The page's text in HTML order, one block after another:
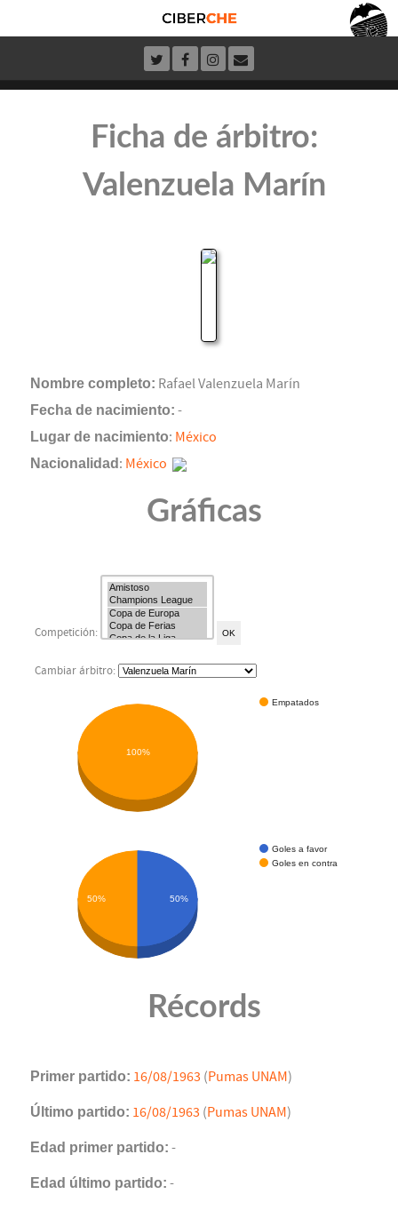
Ficha de árbitro:
Valenzuela Marín
Nombre completo: Rafael Valenzuela Marín
Fecha de nacimiento: -
Lugar de nacimiento: México
Nacionalidad : México
Gráficas
Competición:
Cambiar árbitro:
Empatados
100%
Goles a favor
Goles en contra
50% 50%
Récords
Primer partido: 16/08/1963 (Pumas UNAM )
Último partido: 16/08/1963 (Pumas UNAM )
Edad primer partido: -
Edad último partido: -